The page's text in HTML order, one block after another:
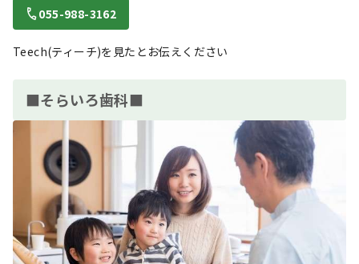
055-988-3162
Teech(ティーチ)を見たとお伝えください
■そらいろ歯科■